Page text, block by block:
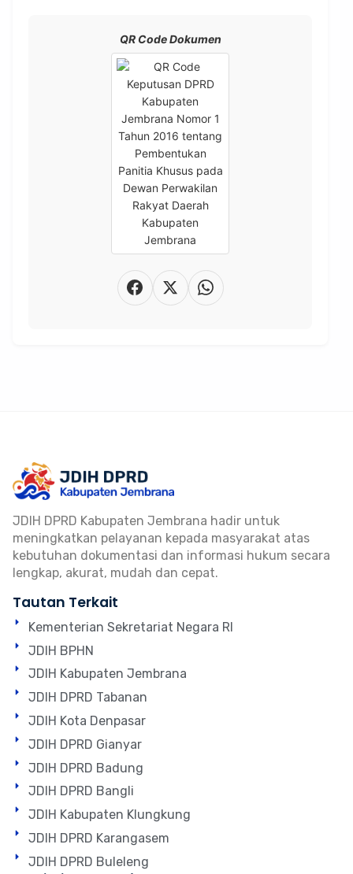
QR Code Dokumen
JDIH DPRD Kabupaten Jembrana hadir untuk
meningkatkan pelayanan kepada masyarakat atas
kebutuhan dokumentasi dan informasi hukum secara
lengkap, akurat, mudah dan cepat.
Tautan Terkait
Kementerian Sekretariat Negara RI
JDIH BPHN
JDIH Kabupaten Jembrana
JDIH DPRD Tabanan
JDIH Kota Denpasar
JDIH DPRD Gianyar
JDIH DPRD Badung
JDIH DPRD Bangli
JDIH Kabupaten Klungkung
JDIH DPRD Karangasem
JDIH DPRD Buleleng